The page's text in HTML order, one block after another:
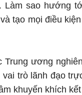
Làm sao hướng
tạo mọi điều
ương
trò lãnh đạo
khuyến khích